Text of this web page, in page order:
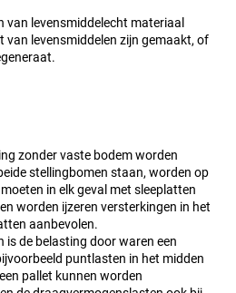
van levensmiddelecht materiaal
van levensmiddelen zijn gemaakt, of
zonder vaste bodem worden
stellingbomen staan, worden op
in elk geval met sleeplatten
worden ijzeren versterkingen in het
aanbevolen.
is de belasting door waren een
puntlasten in het midden
pallet kunnen worden